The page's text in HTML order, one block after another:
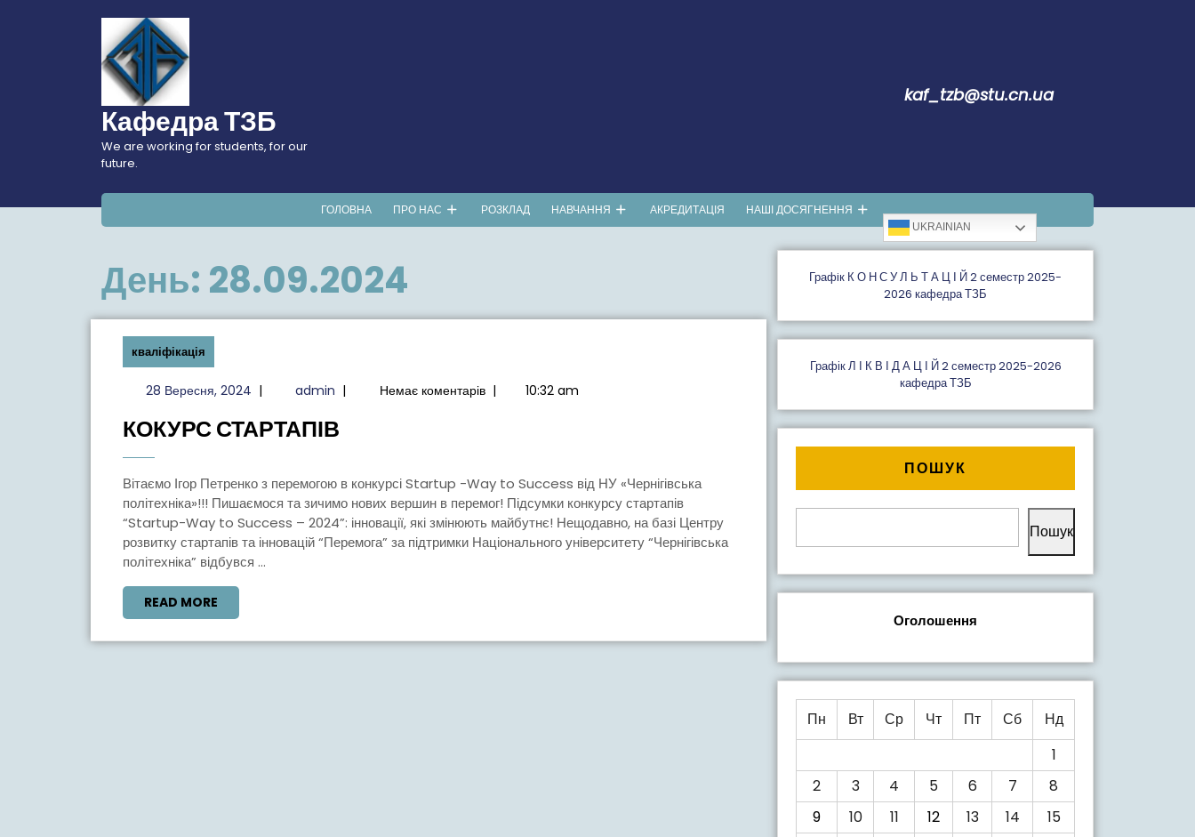
Кафедра ТЗБ
We are working for students, for our
future.
kaf_tzb@stu.cn.ua
ГОЛОВНА ПРО НАС РОЗКЛАД НАВЧАННЯ АКРЕДИТАЦІЯ НАШІ ДОСЯГНЕННЯ
UKRAINIAN
День: 28.09.2024
кваліфікація
28 Вересня, 202428
2024
| admin admin
| Немає коментарів | 10:32 am
КОКУРС СТАРТАПІВ
Вітаємо Ігор Петренко з перемогою в конкурсі Startup -Way to Success від НУ «Чернігівська
політехніка»!!! Пишаємося та зичимо нових вершин в перемог! Підсумки конкурсу стартапів
“Startup-Way to Success – 2024”: інновації, які змінюють майбутнє! Нещодавно, на базі Центру
розвитку стартапів та інновацій “Перемога” за підтримки Національного університету “Чернігівська
політехніка” відбувся ...
READ MORE
MORE
Графiк К О Н С У Л Ь Т А Ц І Й 2 семестр 2025-
2026 кафедра ТЗБ
Графік Л І К В І Д А Ц І Й 2 семестр 2025-2026
кафедра ТЗБ
ПОШУК
Пошук
Оголошення
Пн Вт Ср Чт Пт Сб
Нд
1
2
3 4 5 6 7
8
9
10 11 12 13 14
15